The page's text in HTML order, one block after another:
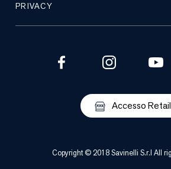
PRIVACY
Accesso Retail
Copyright © 2018 Savinelli S.r.l All